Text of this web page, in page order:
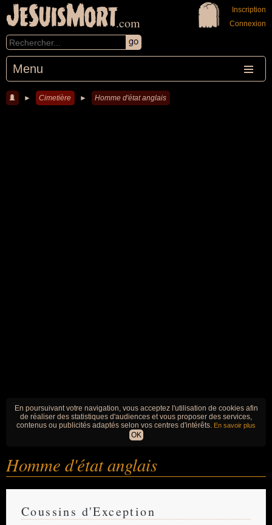
JeSuisMort.com
Menu
Inscription
Connexion
► Cimetière ► Homme d'état anglais
En poursuivant votre navigation, vous acceptez l'utilisation de cookies afin
de réaliser des statistiques d'audiences et vous proposer des services,
contenus ou publicités adaptés selon vos centres d'intérêts. En savoir plus
OK
Homme d'état anglais
Coussins d'Exception